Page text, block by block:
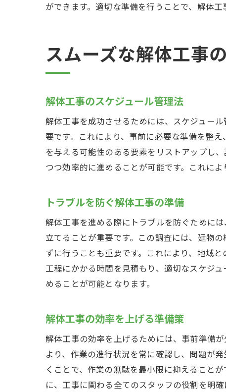
ができます。適切な準備を行うことで、解体
スムーズな解体工事
解体工事のスケジュール管理法
解体工事を成功させるためには、スケジュー
要です。これにより、事前に必要な準備を整
を与える可能性のある要素をリストアップし
つつ効率的に進めることが可能です。これに
トラブルを防ぐ解体工事の準備
解体工事を進める際にトラブルを防ぐために
立てることが重要です。この調査には、建物
ずに行うことも重要です。これにより、地域
工程にかかる時間を見積もり、適切なスケジ
めることが可能となります。
解体工事の効率を上げる準備策
解体工事の効率を上げるためには、事前準備
より、作業の進行状況を常に確認し、問題が
くことで、作業の無駄を最小限に抑えること
に、工事に関わる全てのスタッフの役割を明